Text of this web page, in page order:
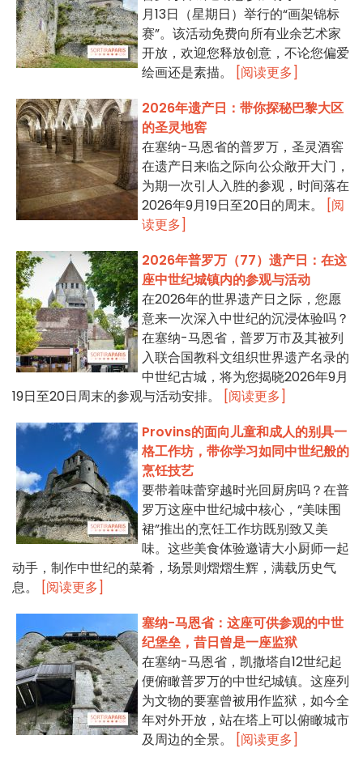
月13日（星期日）举行的“画架锦标
赛”。该活动免费向所有业余艺术家
开放，欢迎您释放创意，不论您偏爱
绘画还是素描。
[阅读更多]
2026年遗产日：带你探秘巴黎大区
的圣灵地窖
在塞纳-马恩省的普罗万，圣灵酒窖
在遗产日来临之际向公众敞开大门，
为期一次引人入胜的参观，时间落在
2026年9月19日至20日的周末。
[阅
读更多]
2026年普罗万（77）遗产日：在这
座中世纪城镇内的参观与活动
在2026年的世界遗产日之际，您愿
意来一次深入中世纪的沉浸体验吗？
在塞纳-马恩省，普罗万市及其被列
入联合国教科文组织世界遗产名录的
中世纪古城，将为您揭晓2026年9月
19日至20日周末的参观与活动安排。
[阅读更多]
Provins的面向儿童和成人的别具一
格工作坊，带你学习如同中世纪般的
烹饪技艺
要带着味蕾穿越时光回厨房吗？在普
罗万这座中世纪城中核心，“美味围
裙”推出的烹饪工作坊既别致又美
味。这些美食体验邀请大小厨师一起
动手，制作中世纪的菜肴，场景则熠熠生辉，满载历史气
息。
[阅读更多]
塞纳-马恩省：这座可供参观的中世
纪堡垒，昔日曾是一座监狱
在塞纳-马恩省，凯撒塔自12世纪起
便俯瞰普罗万的中世纪城镇。这座列
为文物的要塞曾被用作监狱，如今全
年对外开放，站在塔上可以俯瞰城市
及周边的全景。
[阅读更多]